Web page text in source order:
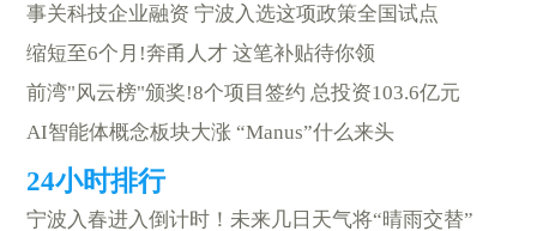
事关科技企业融资 宁波入选这项政策全国试点
缩短至6个月!奔甬人才 这笔补贴待你领
前湾"风云榜"颁奖!8个项目签约 总投资103.6亿元
AI智能体概念板块大涨 “Manus”什么来头
宁波入春进入倒计时！未来几日天气将“晴雨交替”